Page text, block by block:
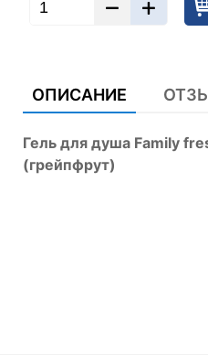
ОПИСАНИЕ
Гель для душа Family
(грейпфрут)